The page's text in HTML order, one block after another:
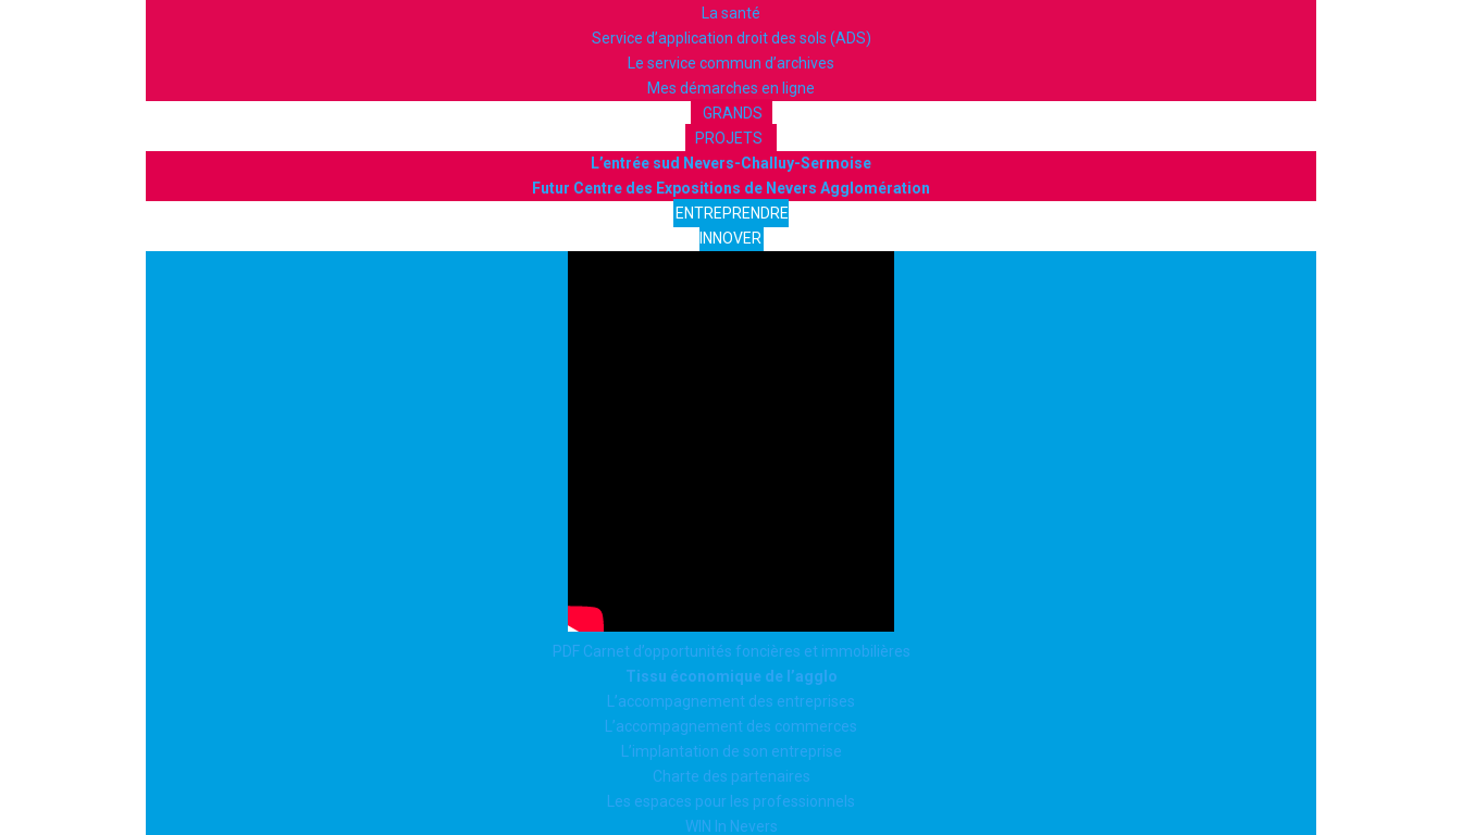
La santé
Service d’application droit des sols (ADS)
Le service commun d’archives
Mes démarches en ligne
GRANDS
PROJETS
L’entrée sud Nevers-Challuy-Sermoise
Futur Centre des Expositions de Nevers Agglomération
ENTREPRENDRE
INNOVER
PDF Carnet d’opportunités foncières et immobilières
Tissu économique de l’agglo
L’accompagnement des entreprises
L’accompagnement des commerces
L’implantation de son entreprise
Charte des partenaires
Les espaces pour les professionnels
WIN In Nevers